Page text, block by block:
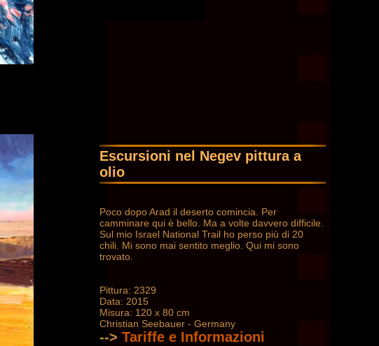
Escursioni nel Negev pittura a
olio
Poco dopo Arad il deserto comincia. Per
camminare qui è bello. Ma a volte davvero difficile.
Sul mio Israel National Trail ho perso più di 20
chili. Mi sono mai sentito meglio. Qui mi sono
trovato.
Pittura: 2329
Data: 2015
Misura: 120 x 80 cm
Christian Seebauer - Germany
--> Tariffe e Informazioni